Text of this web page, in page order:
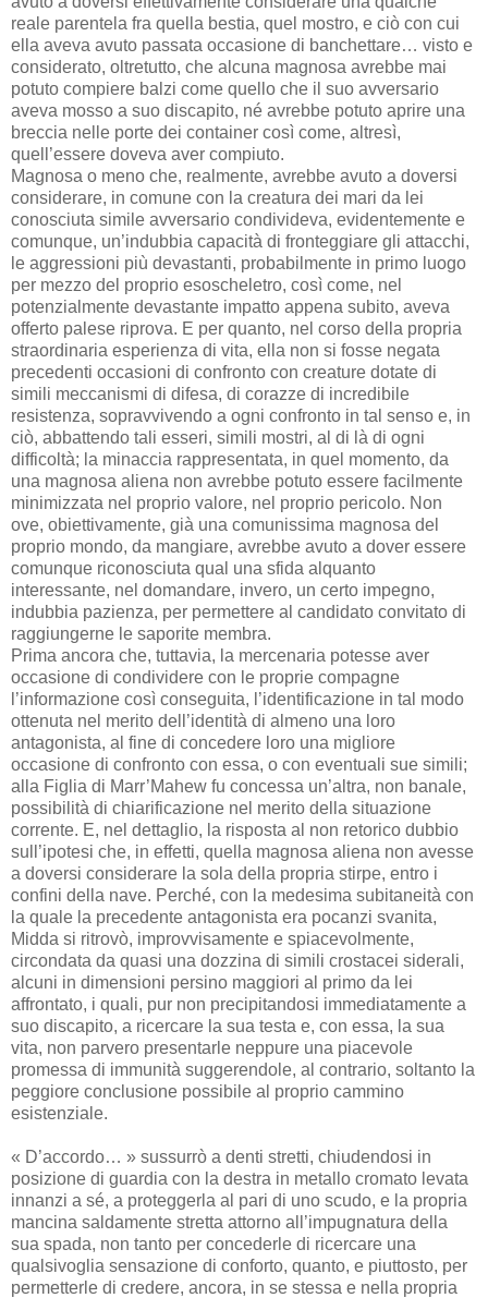
reale parentela fra quella bestia, quel mostro, e ciò con cui
ella aveva avuto passata occasione di banchettare… visto e
considerato, oltretutto, che alcuna magnosa avrebbe mai
potuto compiere balzi come quello che il suo avversario
aveva mosso a suo discapito, né avrebbe potuto aprire una
breccia nelle porte dei container così come, altresì,
quell’essere doveva aver compiuto.
Magnosa o meno che, realmente, avrebbe avuto a doversi
considerare, in comune con la creatura dei mari da lei
conosciuta simile avversario condivideva, evidentemente e
comunque, un’indubbia capacità di fronteggiare gli attacchi,
le aggressioni più devastanti, probabilmente in primo luogo
per mezzo del proprio esoscheletro, così come, nel
potenzialmente devastante impatto appena subito, aveva
offerto palese riprova. E per quanto, nel corso della propria
straordinaria esperienza di vita, ella non si fosse negata
precedenti occasioni di confronto con creature dotate di
simili meccanismi di difesa, di corazze di incredibile
resistenza, sopravvivendo a ogni confronto in tal senso e, in
ciò, abbattendo tali esseri, simili mostri, al di là di ogni
difficoltà; la minaccia rappresentata, in quel momento, da
una magnosa aliena non avrebbe potuto essere facilmente
minimizzata nel proprio valore, nel proprio pericolo. Non
ove, obiettivamente, già una comunissima magnosa del
proprio mondo, da mangiare, avrebbe avuto a dover essere
comunque riconosciuta qual una sfida alquanto
interessante, nel domandare, invero, un certo impegno,
indubbia pazienza, per permettere al candidato convitato di
raggiungerne le saporite membra.
Prima ancora che, tuttavia, la mercenaria potesse aver
occasione di condividere con le proprie compagne
l’informazione così conseguita, l’identificazione in tal modo
ottenuta nel merito dell’identità di almeno una loro
antagonista, al fine di concedere loro una migliore
occasione di confronto con essa, o con eventuali sue simili;
alla Figlia di Marr’Mahew fu concessa un’altra, non banale,
possibilità di chiarificazione nel merito della situazione
corrente. E, nel dettaglio, la risposta al non retorico dubbio
sull’ipotesi che, in effetti, quella magnosa aliena non avesse
a doversi considerare la sola della propria stirpe, entro i
confini della nave. Perché, con la medesima subitaneità con
la quale la precedente antagonista era pocanzi svanita,
Midda si ritrovò, improvvisamente e spiacevolmente,
circondata da quasi una dozzina di simili crostacei siderali,
alcuni in dimensioni persino maggiori al primo da lei
affrontato, i quali, pur non precipitandosi immediatamente a
suo discapito, a ricercare la sua testa e, con essa, la sua
vita, non parvero presentarle neppure una piacevole
promessa di immunità suggerendole, al contrario, soltanto la
peggiore conclusione possibile al proprio cammino
esistenziale.
« D’accordo… » sussurrò a denti stretti, chiudendosi in
posizione di guardia con la destra in metallo cromato levata
innanzi a sé, a proteggerla al pari di uno scudo, e la propria
mancina saldamente stretta attorno all’impugnatura della
sua spada, non tanto per concederle di ricercare una
qualsivoglia sensazione di conforto, quanto, e piuttosto, per
permetterle di credere, ancora, in se stessa e nella propria